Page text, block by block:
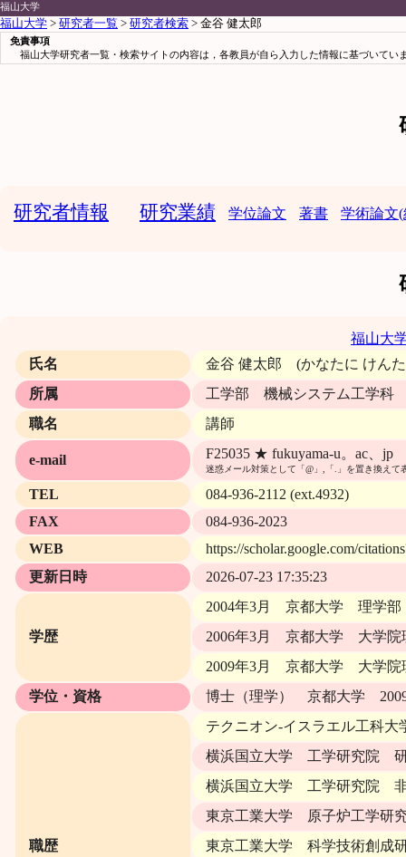
福山大学
福山大学 > 研究者一覧 > 研究者検索 > 金谷 健太郎
免責事項
福山大学研究者一覧・検索サイトの内容は，各教員が自ら入力した情報に基づいて
研究者情報 研究業績 学位論文 著書 学術論文
福山大
氏名
金谷 健太郎 (かなたに けん
所属
工学部 機械システム工学科
職名
講師
e-mail F25035 ★ fukuyama-u。ac、jp
迷惑メール対策として「@」,「.」を置き換えて
TEL
084-936-2112 (ext.4932)
FAX
084-936-2023
WEB
https://scholar.google.com/
更新日時
2026-07-23 17:35:23
学歴
2004年3月 京都大学 理学
2006年3月 京都大学 大学
2009年3月 京都大学 大学
学位・資格
博士（理学） 京都大学
職歴
テクニオン-イスラエル工科
横浜国立大学 工学研究院 研
横浜国立大学 工学研究院 非
東京工業大学 原子炉工学研
東京工業大学 科学技術創成